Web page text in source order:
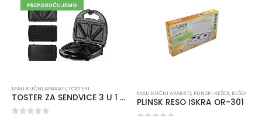
PREPORUČUJEMO
MALI KUĆNI APARATI,TOSTERI
TOSTER ZA SENDVICE 3 U 1 SONIFER SF-6050 MALI KUĆNI APARATI, PLINSKI REŠOI, REŠOI
PLINSK RESO ISKRA OR-301